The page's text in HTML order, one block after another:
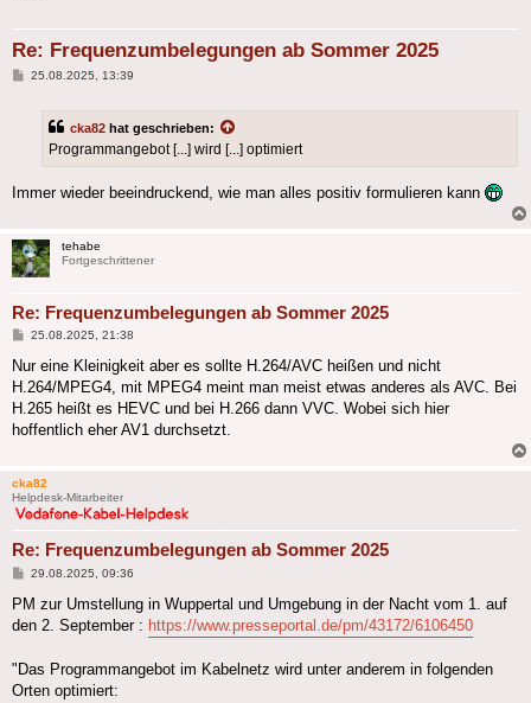
Re: Frequenzumbelegungen ab Sommer 2025
Beitrag
25.08.2025, 13:39
cka82 hat geschrieben:
Programmangebot [...] wird [...] optimiert
Immer wieder beeindruckend, wie man alles positiv formulieren kann
tehabe
Fortgeschrittener
Re: Frequenzumbelegungen ab Sommer 2025
Beitrag
25.08.2025, 21:38
Nur eine Kleinigkeit aber es sollte H.264/AVC heißen und nicht
H.264/MPEG4, mit MPEG4 meint man meist etwas anderes als AVC. Bei
H.265 heißt es HEVC und bei H.266 dann VVC. Wobei sich hier
hoffentlich eher AV1 durchsetzt.
cka82
Helpdesk-Mitarbeiter
Re: Frequenzumbelegungen ab Sommer 2025
Beitrag
29.08.2025, 09:36
PM zur Umstellung in Wuppertal und Umgebung in der Nacht vom 1. auf
den 2. September : https://www.presseportal.de/pm/43172/6106450
"Das Programmangebot im Kabelnetz wird unter anderem in folgenden
Orten optimiert: